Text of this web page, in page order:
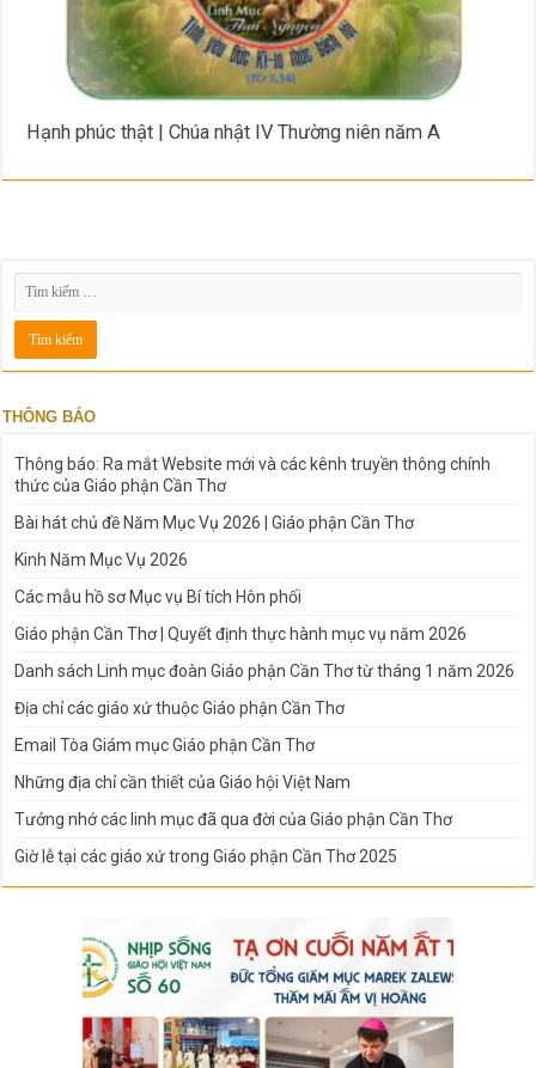
Hạnh phúc thật | Chúa nhật IV Thường niên năm A
THÔNG BÁO
Thông báo: Ra mắt Website mới và các kênh truyền thông chính
thức của Giáo phận Cần Thơ
Bài hát chủ đề Năm Mục Vụ 2026 | Giáo phận Cần Thơ
Kinh Năm Mục Vụ 2026
Các mẫu hồ sơ Mục vụ Bí tích Hôn phối
Giáo phận Cần Thơ | Quyết định thực hành mục vụ năm 2026
Danh sách Linh mục đoàn Giáo phận Cần Thơ từ tháng 1 năm 2026
Địa chỉ các giáo xứ thuộc Giáo phận Cần Thơ
Email Tòa Giám mục Giáo phận Cần Thơ
Những địa chỉ cần thiết của Giáo hội Việt Nam
Tưởng nhớ các linh mục đã qua đời của Giáo phận Cần Thơ
Giờ lễ tại các giáo xứ trong Giáo phận Cần Thơ 2025